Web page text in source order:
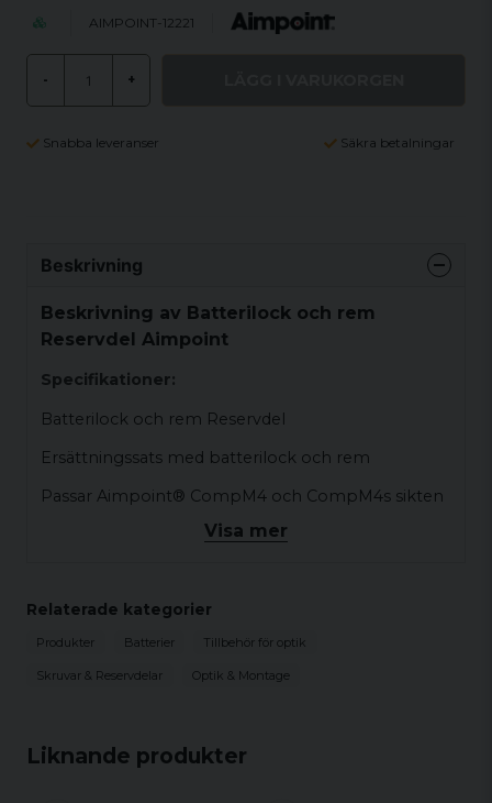
AIMPOINT-12221
- +
Snabba leveranser Säkra betalningar
Liknande produkter
Beskrivning
Beskrivning av Batterilock och rem
Reservdel Aimpoint
Specifikationer:
Batterilock och rem Reservdel
Ersättningssats med batterilock och rem
Passar Aimpoint® CompM4 och CompM4s sikten
Visa mer
Relaterade kategorier
Produkter Batterier Tillbehör för optik
Skruvar & Reservdelar Optik & Montage